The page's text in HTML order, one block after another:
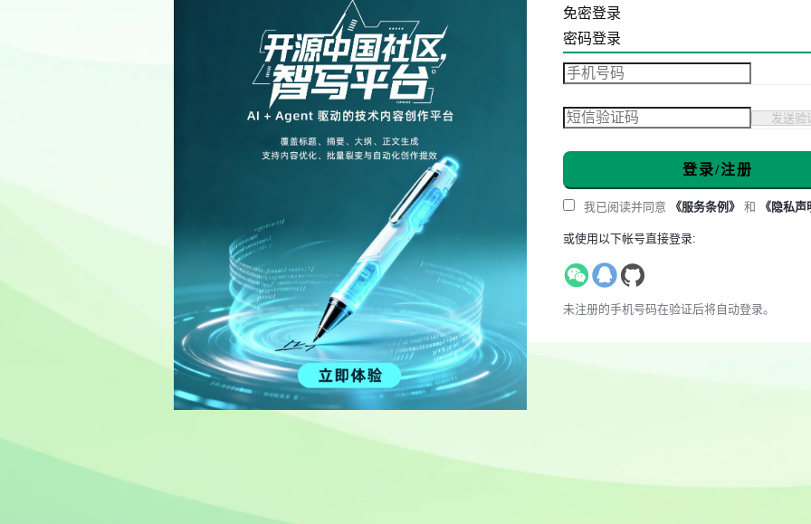
免密登录
密码登录
发送验
登录/注册
我已阅读并同意 《服务条例》 和 《隐私声
或使用以下帐号直接登录:
未注册的手机号码在验证后将自动登录。